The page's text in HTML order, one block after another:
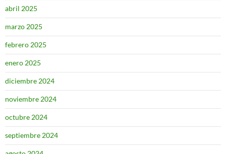
abril 2025
marzo 2025
febrero 2025
enero 2025
diciembre 2024
noviembre 2024
octubre 2024
septiembre 2024